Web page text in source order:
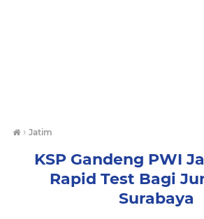
› Jatim
KSP Gandeng PWI
Rapid Test Bagi
Surabaya